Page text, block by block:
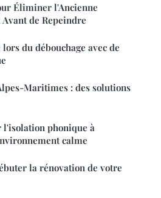
Éliminer l'Ancienne
de Repeindre
du débouchage avec de
Maritimes : des solutions
phonique à
calme
la rénovation de votre